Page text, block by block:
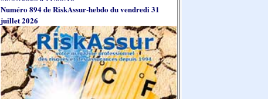
Numéro 894 de RiskAssur-hebdo du vendredi 31
juillet 2026